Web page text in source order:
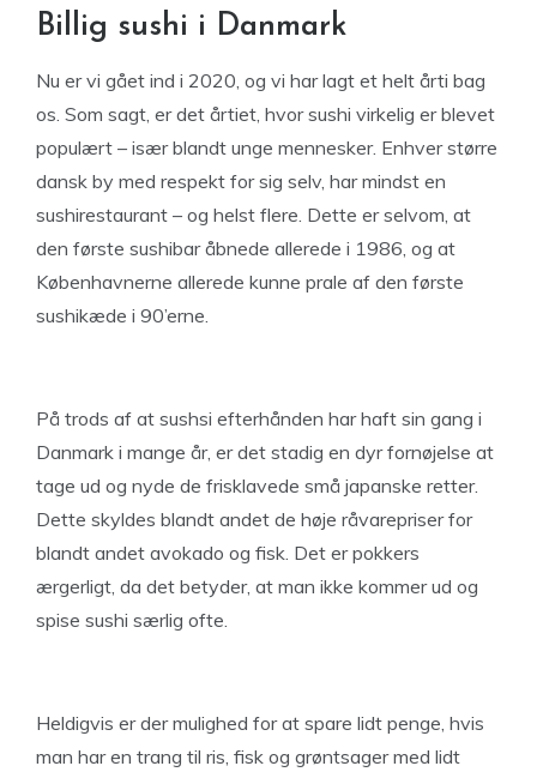
Billig sushi i Danmark
Nu er vi gået ind i 2020, og vi har lagt et helt årti bag
os. Som sagt, er det årtiet, hvor sushi virkelig er blevet
populært – især blandt unge mennesker. Enhver større
dansk by med respekt for sig selv, har mindst en
sushirestaurant – og helst flere. Dette er selvom, at
den første sushibar åbnede allerede i 1986, og at
Københavnerne allerede kunne prale af den første
sushikæde i 90’erne.
På trods af at sushsi efterhånden har haft sin gang i
Danmark i mange år, er det stadig en dyr fornøjelse at
tage ud og nyde de frisklavede små japanske retter.
Dette skyldes blandt andet de høje råvarepriser for
blandt andet avokado og fisk. Det er pokkers
ærgerligt, da det betyder, at man ikke kommer ud og
spise sushi særlig ofte.
Heldigvis er der mulighed for at spare lidt penge, hvis
man har en trang til ris, fisk og grøntsager med lidt